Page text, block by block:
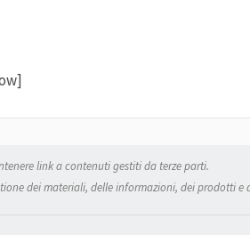
link a contenuti gestiti da terze parti.
dei materiali, delle informazioni, dei prodotti e